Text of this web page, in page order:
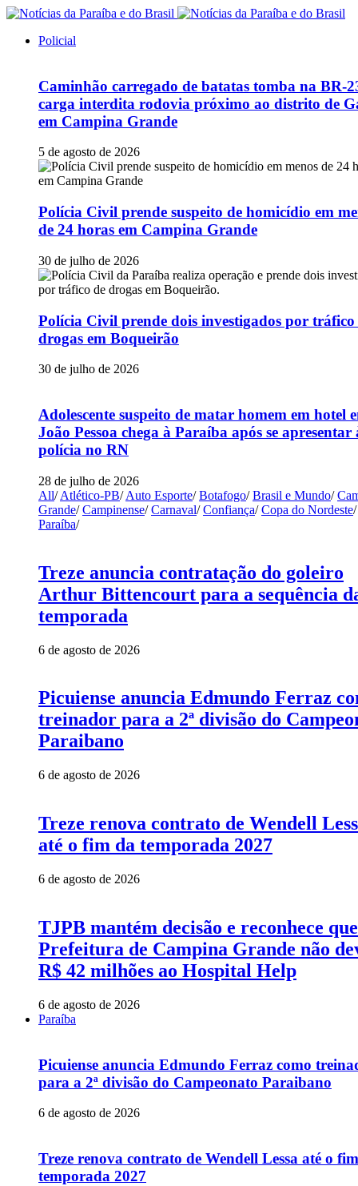
Policial
Caminhão carregado de batatas tomba na BR-
carga interdita rodovia próximo ao distrito de
em Campina Grande
5 de agosto de 2026
Polícia Civil prende suspeito de homicídio em
de 24 horas em Campina Grande
30 de julho de 2026
Polícia Civil prende dois investigados por tráfico
drogas em Boqueirão
30 de julho de 2026
Adolescente suspeito de matar homem em hotel
João Pessoa chega à Paraíba após se apresentar
polícia no RN
28 de julho de 2026
All/ Atlético-PB/ Auto Esporte/ Botafogo/ Brasil e Mundo/
Grande/ Campinense/ Carnaval/ Confiança/ Copa do Nordeste/
Paraíba/
Treze anuncia contratação do goleiro
Arthur Bittencourt para a sequência
temporada
6 de agosto de 2026
Picuiense anuncia Edmundo Ferraz
treinador para a 2ª divisão do
Paraibano
6 de agosto de 2026
Treze renova contrato de Wendell
até o fim da temporada 2027
6 de agosto de 2026
TJPB mantém decisão e reconhece que
Prefeitura de Campina Grande não
R$ 42 milhões ao Hospital Help
6 de agosto de 2026
Paraíba
Picuiense anuncia Edmundo Ferraz como
para a 2ª divisão do Campeonato Paraibano
6 de agosto de 2026
Treze renova contrato de Wendell Lessa até o
temporada 2027